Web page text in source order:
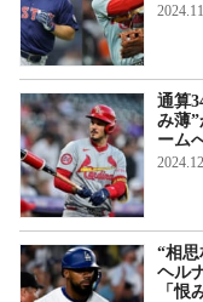
通算
み薄
ーム
“相
ヘル
「恨